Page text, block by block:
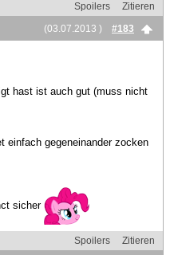
Spoilers
Zitieren
(03.07.2013 )
#183
hast ist auch gut (muss nicht
einfach gegeneinander zocken
sicher
Spoilers
Zitieren